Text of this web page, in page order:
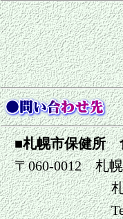
■札幌市保健所
〒060-0012札幌
札幌中央卸
Te1 01 1-